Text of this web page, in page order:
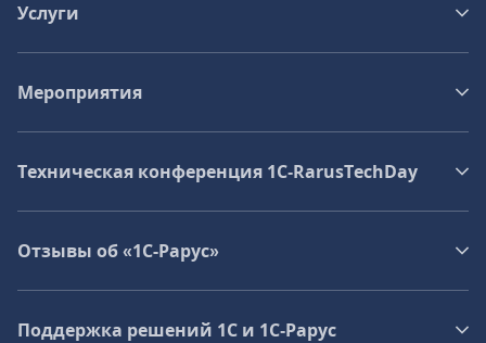
Услуги
Мероприятия
Техническая конференция 1C‑RarusTechDay
Отзывы об «1С-Рарус»
Поддержка решений 1С и 1С‑Рарус